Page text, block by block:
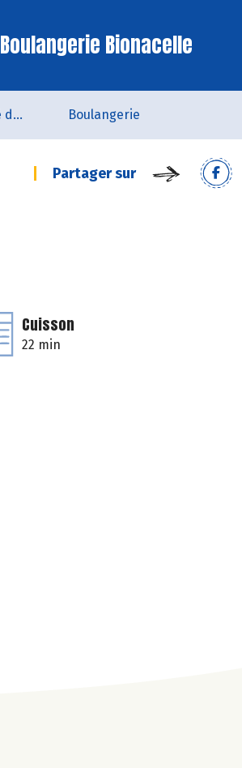
Boulangerie Bionacelle
Carte de fidélité du magasin Boulangerie
Partager sur
Cuisson
22 min